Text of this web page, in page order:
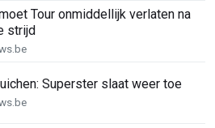
Tour onmiddellijk verlaten na
strijd
Superster slaat weer toe